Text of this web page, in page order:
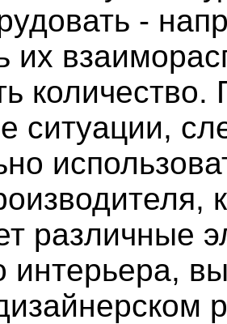
-
их
количество.
ситуации,
различные
интерьера,